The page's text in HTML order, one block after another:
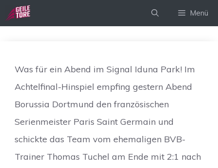
Zum
Inhalt
Menü
Was für ein Abend im Signal Iduna Park! Im
Achtelfinal-Hinspiel empfing gestern Abend
Borussia Dortmund den französischen
Serienmeister Paris Saint Germain und
schickte das Team vom ehemaligen BVB-
Trainer Thomas Tuchel am Ende mit 2:1 nach